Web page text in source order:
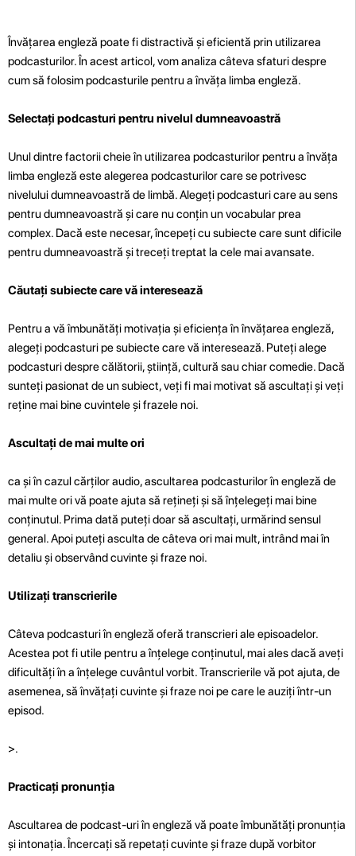
Învățarea engleză poate fi distractivă și eficientă prin utilizarea
podcasturilor. În acest articol, vom analiza câteva sfaturi despre
cum să folosim podcasturile pentru a învăța limba engleză.
Selectați podcasturi pentru nivelul dumneavoastră
Unul dintre factorii cheie în utilizarea podcasturilor pentru a învăța
limba engleză este alegerea podcasturilor care se potrivesc
nivelului dumneavoastră de limbă. Alegeți podcasturi care au sens
pentru dumneavoastră și care nu conțin un vocabular prea
complex. Dacă este necesar, începeți cu subiecte care sunt dificile
pentru dumneavoastră și treceți treptat la cele mai avansate.
Căutați subiecte care vă interesează
Pentru a vă îmbunătăți motivația și eficiența în învățarea engleză,
alegeți podcasturi pe subiecte care vă interesează. Puteți alege
podcasturi despre călătorii, știință, cultură sau chiar comedie. Dacă
sunteți pasionat de un subiect, veți fi mai motivat să ascultați și veți
reține mai bine cuvintele și frazele noi.
Ascultați de mai multe ori
ca și în cazul cărților audio, ascultarea podcasturilor în engleză de
mai multe ori vă poate ajuta să rețineți și să înțelegeți mai bine
conținutul. Prima dată puteți doar să ascultați, urmărind sensul
general. Apoi puteți asculta de câteva ori mai mult, intrând mai în
detaliu și observând cuvinte și fraze noi.
Utilizați transcrierile
Câteva podcasturi în engleză oferă transcrieri ale episoadelor.
Acestea pot fi utile pentru a înțelege conținutul, mai ales dacă aveți
dificultăți în a înțelege cuvântul vorbit. Transcrierile vă pot ajuta, de
asemenea, să învățați cuvinte și fraze noi pe care le auziți într-un
episod.
>.
Practicați pronunția
Ascultarea de podcast-uri în engleză vă poate îmbunătăți pronunția
și intonația. Încercați să repetați cuvinte și fraze după vorbitor